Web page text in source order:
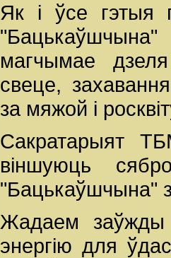
Як і ўсе гэтыя
магчымае
свеце,
за мяжой і
Сакратарыят
віншуюць
"Бацькаўшчына"
Жадаем заўжды
энергію для